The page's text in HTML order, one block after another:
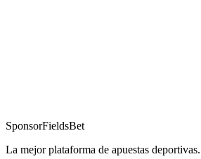
SponsorFieldsBet
La mejor plataforma de apuestas